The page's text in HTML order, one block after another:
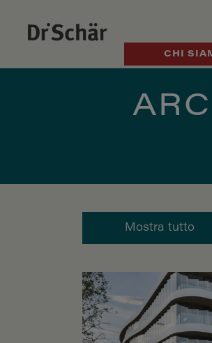
CHI
Mostra tutto